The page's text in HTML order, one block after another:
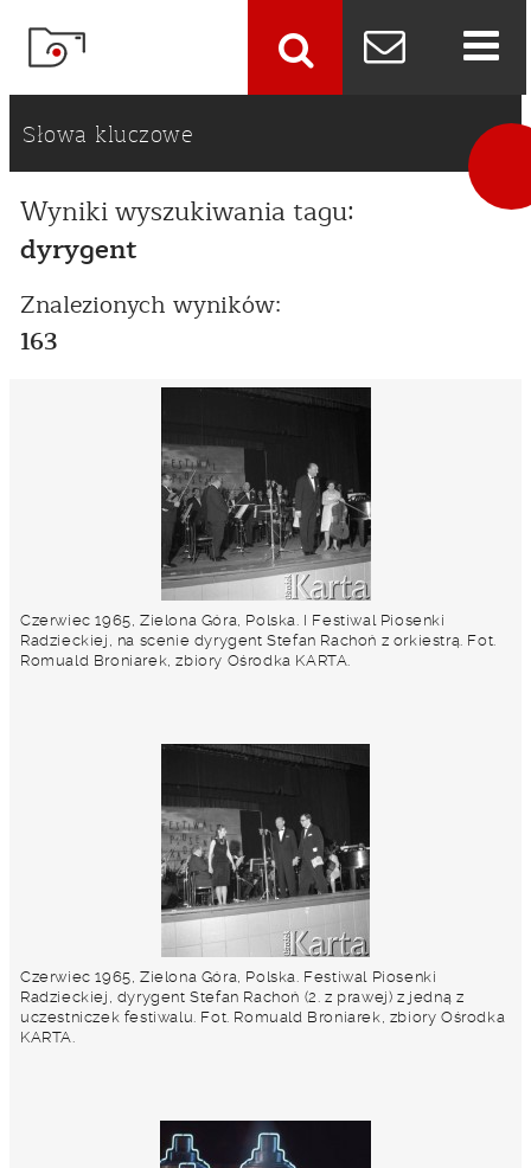
Słowa kluczowe
Wyniki wyszukiwania tagu:
dyrygent
Znalezionych wyników:
163
Czerwiec 1965, Zielona Góra, Polska. I Festiwal Piosenki
Radzieckiej, na scenie dyrygent Stefan Rachoń z orkiestrą. Fot.
Romuald Broniarek, zbiory Ośrodka KARTA.
Czerwiec 1965, Zielona Góra, Polska. Festiwal Piosenki
Radzieckiej, dyrygent Stefan Rachoń (2. z prawej) z jedną z
uczestniczek festiwalu. Fot. Romuald Broniarek, zbiory Ośrodka
KARTA.